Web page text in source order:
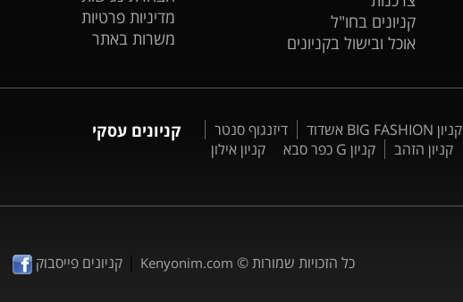
קניונים בחו"ל
אוכל ובישול בקניונים
מדיניות פרטיות
משרות באתר
קניון BIG FASHION אשדוד
דיזנגוף סנטר
קניון הזהב
קניון G כפר סבא קניון אילון
קניונים עסקי
כל הזכויות שמורות © Kenyonim.com
|קניונים פייסבוק